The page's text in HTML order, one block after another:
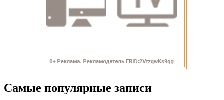
Самые популярные записи